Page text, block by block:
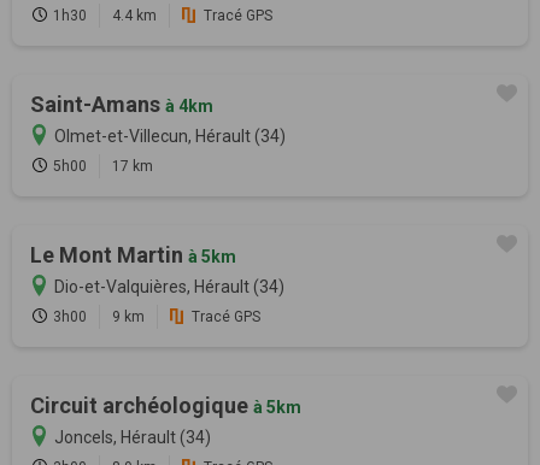
1h30 4.4 km Tracé GPS
Saint-Amans à 4km
Olmet-et-Villecun, Hérault (34)
5h00 17 km
Le Mont Martin à 5km
Dio-et-Valquières, Hérault (34)
3h00 9 km Tracé GPS
Circuit archéologique à 5km
Joncels, Hérault (34)